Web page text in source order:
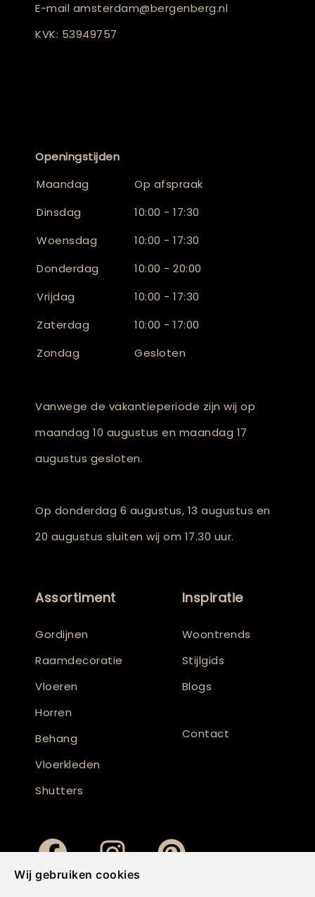
Wij gebruiken cookies
E-mail amsterdam@bergenberg.nl
KVK: 53949757
Openingstijden
Maandag
Op afspraak
Dinsdag
10:00 - 17:30
Woensdag
10:00 - 17:30
Donderdag
10:00 - 20:00
Vrijdag
10:00 - 17:30
Zaterdag
10:00 - 17:00
Zondag
Gesloten
Vanwege de vakantieperiode zijn wij op
maandag 10 augustus en maandag 17
augustus gesloten.
Op donderdag 6 augustus, 13 augustus en
20 augustus sluiten wij om 17.30 uur.
Assortiment
Gordijnen
Raamdecoratie
Vloeren
Horren
Behang
Vloerkleden
Shutters
Inspiratie
Woontrends
Stijlgids
Blogs
Contact